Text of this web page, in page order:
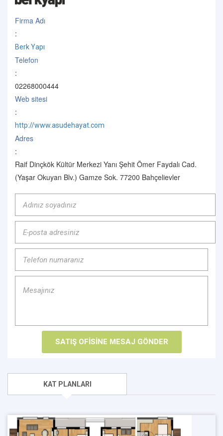
Firma Adı
:
Berk Yapı
Telefon
:
02268000444
Web sitesi
:
http://www.asudehayat.com
Adres
:
Raif Dinçkök Kültür Merkezi Yanı Şehit Ömer Faydalı Cad.
(Yaşar Okuyan Blv.) Gamze Sok. 77200 Bahçelievler
KAT PLANLARI